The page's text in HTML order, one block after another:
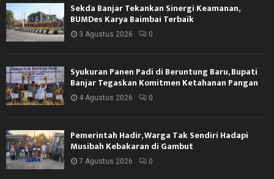
Sekda Banjar Tekankan Sinergi Keamanan,
BUMDes Karya Baimbai Terbaik
3 Agustus 2026 0
Syukuran Panen Padi di Beruntung Baru, Bupati
Banjar Tegaskan Komitmen Ketahanan Pangan
4 Agustus 2026 0
Pemerintah Hadir, Warga Tak Sendiri Hadapi
Musibah Kebakaran di Gambut
7 Agustus 2026 0